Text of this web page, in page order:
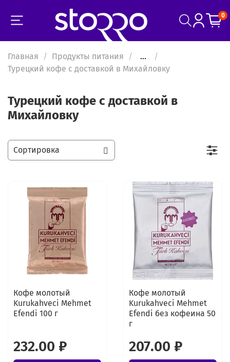
0
Главная Продукты питания
...
Турецкий кофе с доставкой в Михайловку
Турецкий кофе с доставкой в
Михайловку
Кофе молотый
Kurukahveci Mehmet
Efendi 100 г
232.00 ₽
Кофе молотый
Kurukahveci Mehmet
Efendi без кофеина 50
г
207.00 ₽